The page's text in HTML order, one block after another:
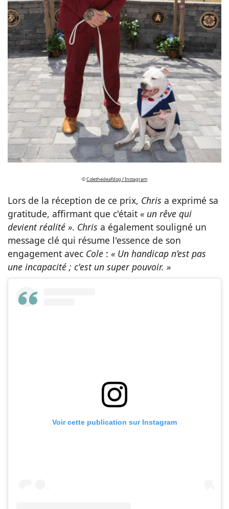
©Colethedeafdog / Instagram
Lors de la réception de ce prix, Chris a exprimé sa
gratitude, affirmant que c'était « un rêve qui
devient réalité ». Chris a également souligné un
message clé qui résume l'essence de son
engagement avec Cole : « Un handicap n’est pas
une incapacité ; c'est un super pouvoir. »
Voir cette publication sur Instagram